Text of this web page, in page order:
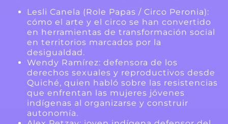
Lesli Canela (Role Papas / Circo Peronia):
cómo el arte y el circo se han convertido
en herramientas de transformación social
en territorios marcados por la
desigualdad.
Wendy Ramírez: defensora de los
derechos sexuales y reproductivos desde
Quiché, quien habló sobre las resistencias
que enfrentan las mujeres jóvenes
indígenas al organizarse y construir
autonomía.